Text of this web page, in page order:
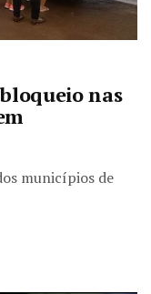
nas
municípios de